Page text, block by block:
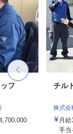
フ チル
株式会
月
手当